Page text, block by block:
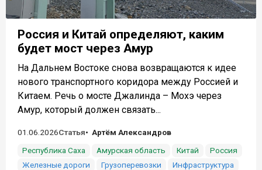
Россия и Китай определяют, каким
будет мост через Амур
На Дальнем Востоке снова возвращаются к идее
нового транспортного коридора между Россией и
Китаем. Речь о мосте Джалинда – Мохэ через
Амур, который должен связать...
01.06.2026Статья
Артём Александров
Республика Саха
Амурская область Китай
Россия
Железные дороги
Грузоперевозки Инфраструктура